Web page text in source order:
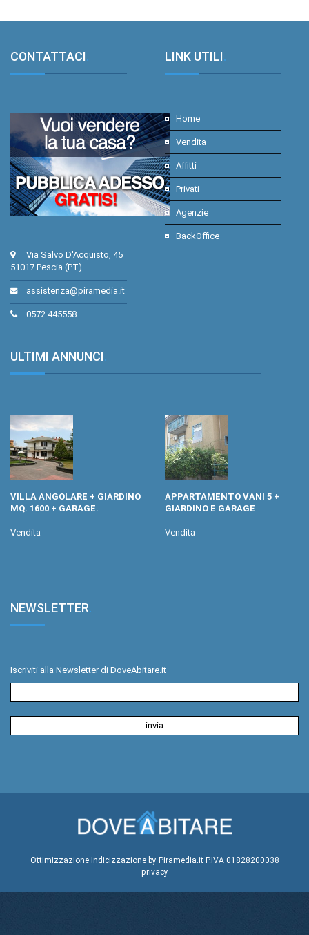
CONTATTACI.
Via Salvo D'Acquisto, 45
51017 Pescia (PT)
assistenza@piramedia.it
0572 445558
LINK UTILI.
Home
Vendita
Affitti
Privati
Agenzie
BackOffice
ULTIMI ANNUNCI.
VILLA ANGOLARE + GIARDINO
MQ. 1600 + GARAGE.
Vendita
APPARTAMENTO VANI 5 +
GIARDINO E GARAGE
Vendita
NEWSLETTER.
Iscriviti alla Newsletter di DoveAbitare.it
Ottimizzazione Indicizzazione by Piramedia.itP.IVA 01828200038
privacy